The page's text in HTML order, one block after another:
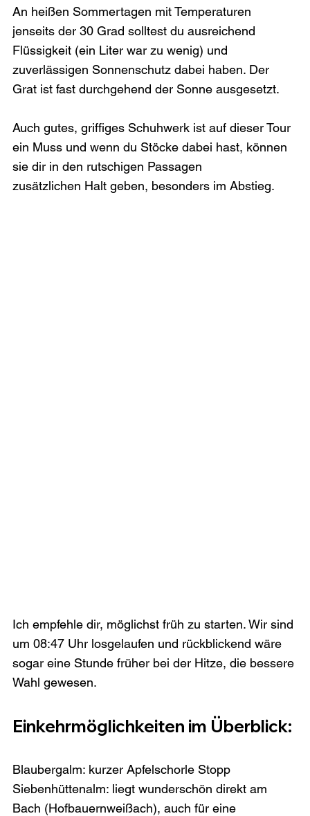
An heißen Sommertagen mit Temperaturen
jenseits der 30 Grad solltest du ausreichend
Flüssigkeit (ein Liter war zu wenig) und
zuverlässigen Sonnenschutz dabei haben. Der
Grat ist fast durchgehend der Sonne ausgesetzt.
Auch gutes, griffiges Schuhwerk ist auf dieser Tour
ein Muss und wenn du Stöcke dabei hast, können
sie dir in den rutschigen Passagen
zusätzlichen Halt geben, besonders im Abstieg.
Ich empfehle dir, möglichst früh zu starten. Wir sind
um 08:47 Uhr losgelaufen und rückblickend wäre
sogar eine Stunde früher bei der Hitze, die bessere
Wahl gewesen.
Einkehrmöglichkeiten im Überblick:
Blaubergalm: kurzer Apfelschorle Stopp
Siebenhüttenalm: liegt wunderschön direkt am
Bach (Hofbauernweißach), auch für eine